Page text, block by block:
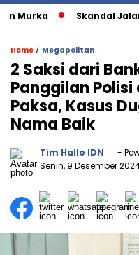
Skandal Jalan
Home / Megapolitan
2 Saksi dari
Panggilan
Paksa, Kasus
Nama Baik
Tim Hallo IDN
-
Senin, 9 Desember